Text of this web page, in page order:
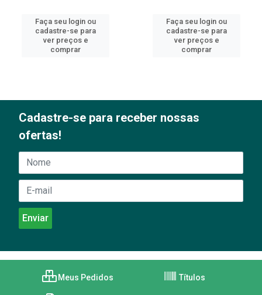
Faça seu login ou
cadastre-se para
ver preços e
comprar
Faça seu login ou
cadastre-se para
ver preços e
comprar
Cadastre-se para receber nossas
ofertas!
Meus Pedidos Títulos